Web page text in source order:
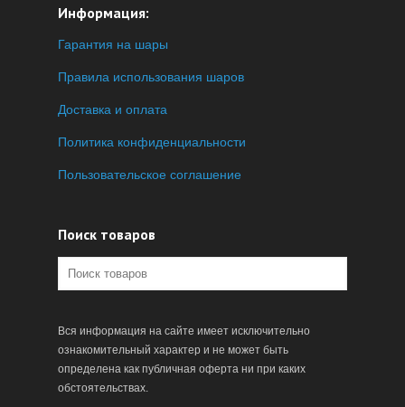
Информация:
Гарантия на шары
Правила использования шаров
Доставка и оплата
Политика конфиденциальности
Пользовательское соглашение
Поиск товаров
Вся информация на сайте имеет исключительно
ознакомительный характер и не может быть
определена как публичная оферта ни при каких
обстоятельствах.